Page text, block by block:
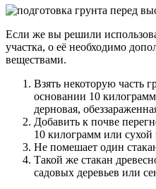
Если же вы решили
участка, о её необходимо
веществами.
Взять некоторую часть
основании 10
дерновая,
Добавить к почве
10 килограмм или
Не помешает один
Такой же стакан
садовых деревьев или